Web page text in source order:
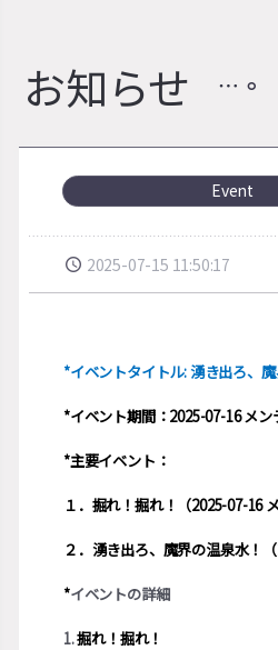
お知らせ
Event
2025-07-15 11:50:17
*イベントタイトル: 湧き出ろ、
*イベント期間：2025-07-16 メ
*主要イベント：
１．掘れ！掘れ！（2025-07-16
２．湧き出ろ、魔界の温泉水！
*イベントの詳細
1.掘れ！掘れ！